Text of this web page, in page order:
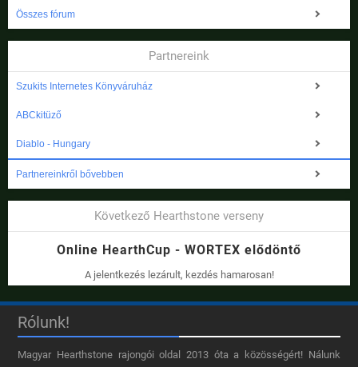
Összes fórum
Partnereink
Szukits Internetes Könyváruház
ABCkitüző
Diablo - Hungary
Partnereinkről bővebben
Következő Hearthstone verseny
Online HearthCup - WORTEX elődöntő
A jelentkezés lezárult, kezdés hamarosan!
Rólunk!
Magyar Hearthstone​ rajongói oldal 2013 óta a közösségért! Nálunk